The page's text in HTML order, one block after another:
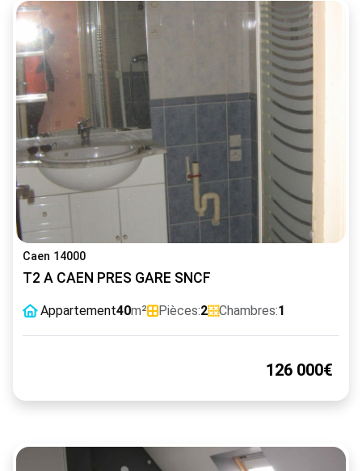
Caen 14000
T2 A CAEN PRES GARE SNCF
Appartement40m² Pièces:2 Chambres:1
126 000€